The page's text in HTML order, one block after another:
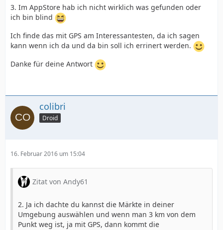
3. Im AppStore hab ich nicht wirklich was gefunden oder
ich bin blind
Ich finde das mit GPS am Interessantesten, da ich sagen
kann wenn ich da und da bin soll ich errinert werden.
Danke für deine Antwort
colibri
Droid
16. Februar 2016 um 15:04
Zitat von Andy61
2. Ja ich dachte du kannst die Märkte in deiner
Umgebung auswählen und wenn man 3 km von dem
Punkt weg ist, ja mit GPS, dann kommt die